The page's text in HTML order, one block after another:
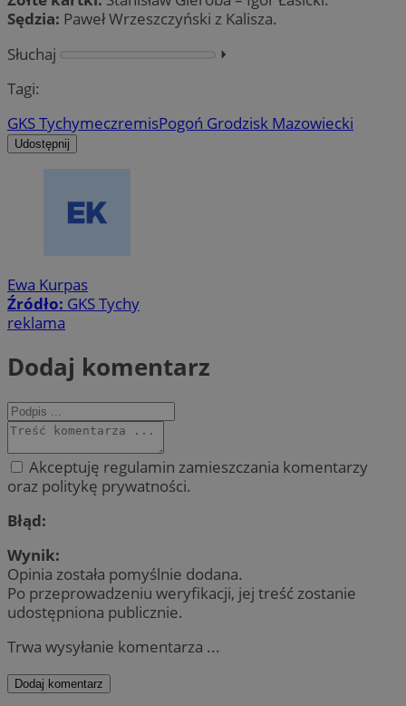
Sędzia: Paweł Wrzeszczyński z Kalisza.
Słuchaj
⏵︎
Tagi:
GKS TychymeczremisPogoń Grodzisk Mazowiecki
Udostępnij
Ewa Kurpas
Źródło: GKS Tychy
reklama
Dodaj komentarz
Akceptuję regulamin zamieszczania komentarzy
oraz politykę prywatności.
Błąd:
Wynik:
Opinia została pomyślnie dodana.
Po przeprowadzeniu weryfikacji, jej treść zostanie
udostępniona publicznie.
Trwa wysyłanie komentarza ...
Dodaj komentarz